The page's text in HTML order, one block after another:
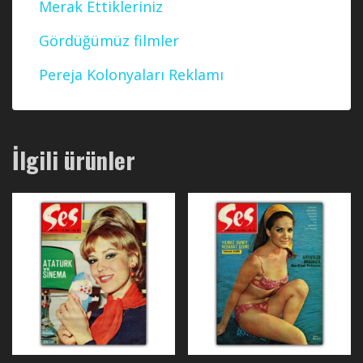
Merak Ettikleriniz
Gördüğümüz filmler
Pereja Kolonyaları Reklamı
İlgili ürünler